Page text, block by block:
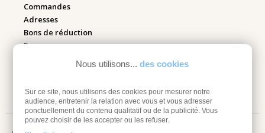
Nous utilisons... des cookies
Sur ce site, nous utilisons des cookies pour mesurer notre
audience, entretenir la relation avec vous et vous adresser
ponctuellement du contenu qualitatif ou de la publicité. Vous
pouvez choisir de les accepter ou les refuser.
Commandes
Adresses
Bons de réduction
Espace pro